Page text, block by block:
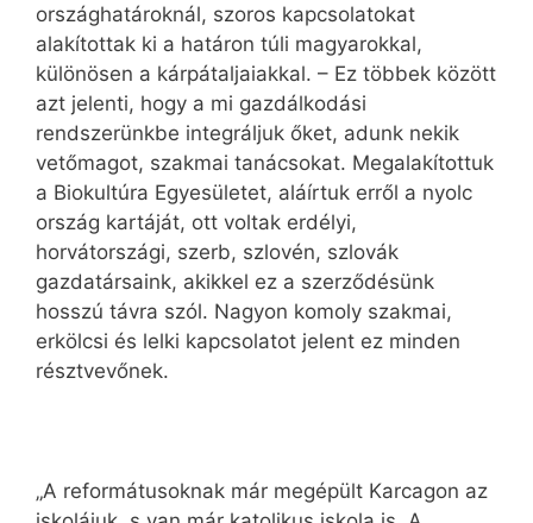
országhatároknál, szoros kapcsolatokat
alakítottak ki a határon túli magyarokkal,
különösen a kárpátaljaiakkal. – Ez többek között
azt jelenti, hogy a mi gazdálkodási
rendszerünkbe integráljuk őket, adunk nekik
vetőmagot, szakmai tanácsokat. Megalakítottuk
a Biokultúra Egyesületet, aláírtuk erről a nyolc
ország kartáját, ott voltak erdélyi,
horvátországi, szerb, szlovén, szlovák
gazdatársaink, akikkel ez a szerződésünk
hosszú távra szól. Nagyon komoly szakmai,
erkölcsi és lelki kapcsolatot jelent ez minden
résztvevőnek.
„A reformátusoknak már megépült Karcagon az